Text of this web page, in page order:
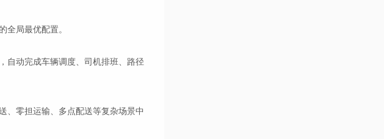
全局最优配置。
自动完成车辆调度、司机排班、路径
、零担运输、多点配送等复杂场景中